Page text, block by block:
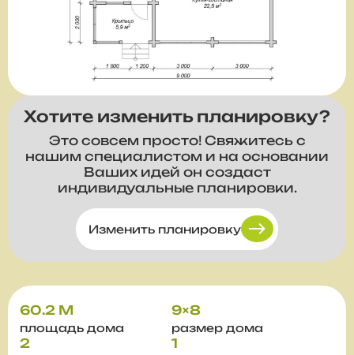
Хотите изменить планировку?
Это совсем просто! Свяжитесь с
нашим специалистом и на основании
Ваших идей он создаст
индивидуальные планировки.
Изменить планировку
60.2 М
площадь дома
9×8
размер дома
2 1